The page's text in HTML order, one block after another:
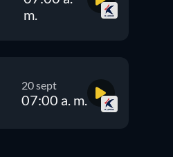
m.
20 sept
07:00 a. m.